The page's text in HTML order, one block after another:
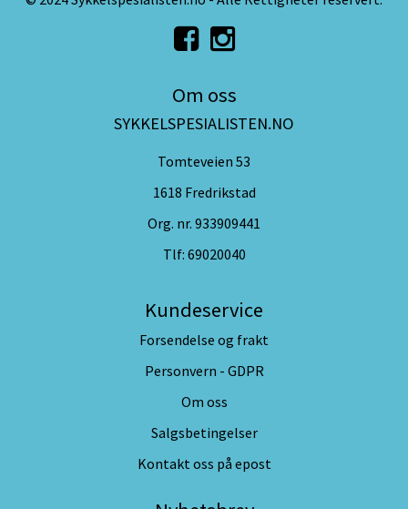
Om oss
SYKKELSPESIALISTEN.NO
Tomteveien 53
1618 Fredrikstad
Org. nr. 933909441
Tlf: 69020040
Kundeservice
Forsendelse og frakt
Personvern - GDPR
Om oss
Salgsbetingelser
Kontakt oss på epost